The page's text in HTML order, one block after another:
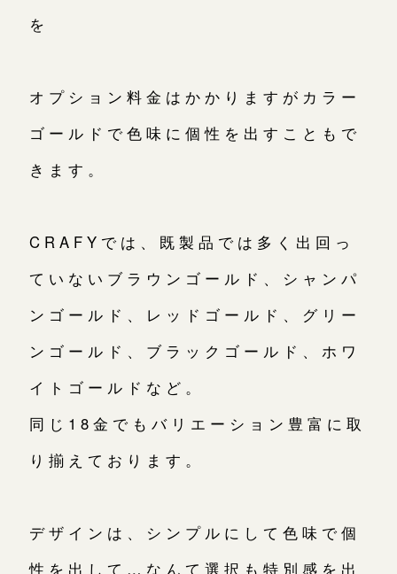
を
オプション料金はかかりますがカラー
ゴールドで色味に個性を出すこともで
きます。
CRAFYでは、既製品では多く出回っ
ていないブラウンゴールド、シャンパ
ンゴールド、レッドゴールド、グリー
ンゴールド、ブラックゴールド、ホワ
イトゴールドなど。
同じ18金でもバリエーション豊富に取
り揃えております。
デザインは、シンプルにして色味で個
性を出して…なんて選択も特別感を出